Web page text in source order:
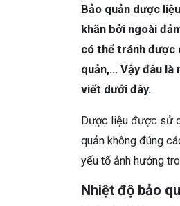
Bảo quản dược
khăn bởi ngoài
có thể tránh được
quản,… Vậy đâu
viết dưới đây.
Dược liệu được sử
quản không đúng
yếu tố ảnh hưởng
Nhiệt độ bảo